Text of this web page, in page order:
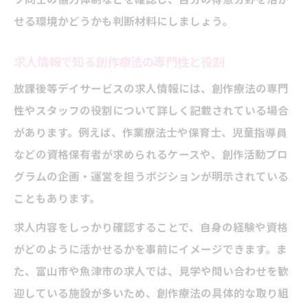
せる環境かどうかも判断材料にしましょう。
求人情報で知る創作療法の専門性と役割
放課後等デイサービスの求人情報には、創作療法の専門
性やスタッフの役割について詳しく記載されている場合
があります。例えば、作業療法士や保育士、児童指導員
などの資格保有者が求められるケースや、創作活動プロ
グラムの企画・運営を担うポジションが明示されている
こともあります。
求人内容をしっかり確認することで、自身の経験や資格
がどのように活かせるかを事前にイメージできます。ま
た、富山市や魚津市の求人では、見学や問い合わせを歓
迎している施設が多いため、創作療法の具体的な取り組